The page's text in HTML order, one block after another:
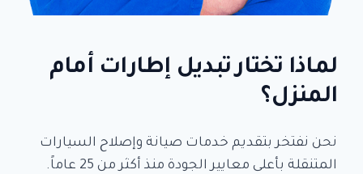
لماذا تختارتبديل إطارات أمام
المنزل؟
نحن نفتخر بتقديم خدمات صيانة وإصلاح السيارات
المتنقلة بأعلى معايير الجودة منذ أكثر من 25 عاماً.